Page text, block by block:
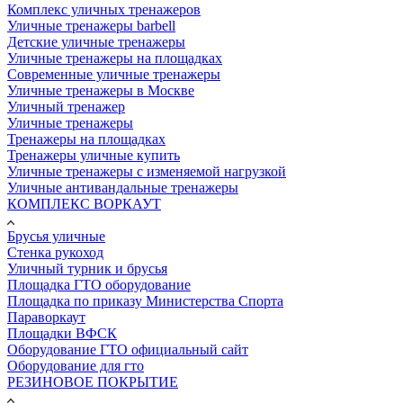
Комплекс уличных тренажеров
Уличные тренажеры barbell
Детские уличные тренажеры
Уличные тренажеры на площадках
Современные уличные тренажеры
Уличные тренажеры в Москве
Уличный тренажер
Уличные тренажеры
Тренажеры на площадках
Тренажеры уличные купить
Уличные тренажеры с изменяемой нагрузкой
Уличные антивандальные тренажеры
КОМПЛЕКС ВОРКАУТ
Брусья уличные
Стенка рукоход
Уличный турник и брусья
Площадка ГТО оборудование
Площадка по приказу Министерства Спорта
Параворкаут
Площадки ВФСК
Оборудование ГТО официальный сайт
Оборудование для гто
РЕЗИНОВОЕ ПОКРЫТИЕ